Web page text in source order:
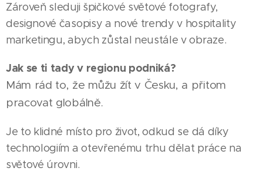
Zároveň sleduji špičkové světové fotografy,
designové časopisy a nové trendy v hospitality
marketingu, abych zůstal neustále v obraze.
Jak se ti tady v regionu podniká?
Mám rád to, že můžu žít v Česku, a přitom
pracovat globálně.
Je to klidné místo pro život, odkud se dá díky
technologiím a otevřenému trhu dělat práce na
světové úrovni.